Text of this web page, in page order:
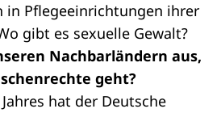
in Pflegeeinrichtungen ihrer
gibt es sexuelle Gewalt?
Nachbarländern aus,
geht?
hat der Deutsche